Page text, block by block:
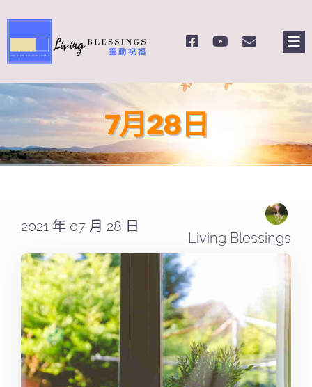
to
content
關於我們
奉獻支持
Search
for:
7月28日
2021 年 07 月 28 日
Living Blessings